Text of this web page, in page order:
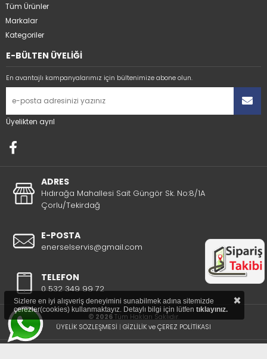
Tüm Ürünler
Markalar
Kategoriler
E-BÜLTEN ÜYELİĞİ
En avantajlı kampanyalarımız için bültenimize abone olun.
Üyelikten ayrıl
ADRES
Hıdırağa Mahallesi Sait Güngör Sk. No:8/1A
Çorlu/Tekirdağ
E-POSTA
enerselservis@gmail.com
TELEFON
0 532 349 99 72
© 2026Tüm Hakları Saklıdır.
ÜYELİK SÖZLEŞMESİ | GİZLİLİK ve ÇEREZ POLİTİKASI
Sizlere en iyi alışveriş deneyimini sunabilmek adına sitemizde
çerezler(cookies) kullanmaktayız. Detaylı bilgi için lütfen tıklayınız. ×